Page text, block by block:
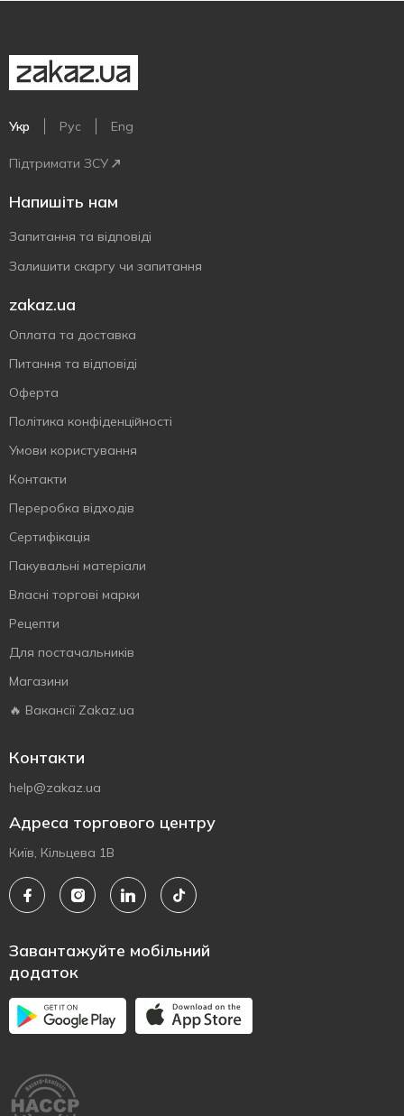
Укр Рус Eng
Підтримати ЗСУ
Напишіть нам
Запитання та відповіді
Залишити скаргу чи запитання
zakaz.ua
Оплата та доставка
Питання та відповіді
Оферта
Політика конфіденційності
Умови користування
Контакти
Переробка відходів
Сертифiкацiя
Пакувальні матеріали
Власнi торговi марки
Рецепти
Для постачальників
Магазини
🔥 Вакансії Zakaz.ua
Контакти
help@zakaz.ua
Адреса торгового центру
Київ, Кільцева 1В
Завантажуйте мобільний
додаток